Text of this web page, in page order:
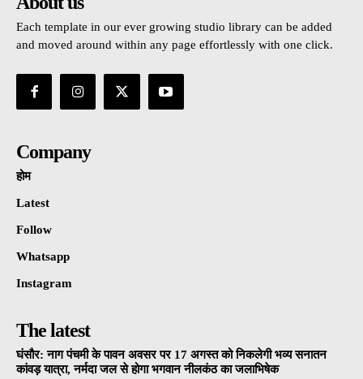
Each template in our ever growing studio library can be added
and moved around within any page effortlessly with one click.
Company
होम
Latest
Follow
Whatsapp
Instagram
The latest
घंसौर: नाग पंचमी के पावन अवसर पर 17 अगस्त को निकलेगी भव्य सनातन
कांवड़ यात्रा, नर्मदा जल से होगा भगवान नीलकंठ का जलाभिषेक